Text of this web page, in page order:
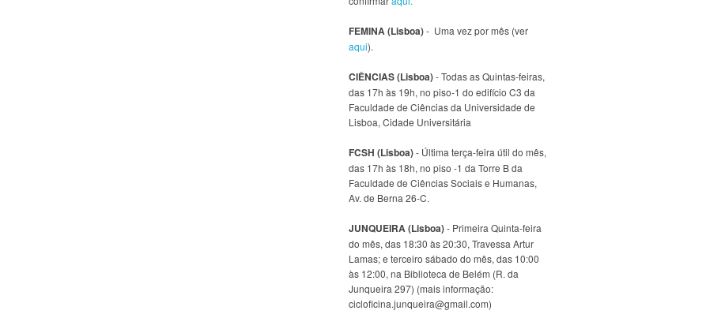
FEMINA (Lisboa)- Uma vez por mês (ver
aqui).
CIÊNCIAS (Lisboa)- Todas as Quintas-feiras,
das 17h às 19h, no piso-1 do edifício C3 da
Faculdade de Ciências da Universidade de
Lisboa, Cidade Universitária
FCSH (Lisboa)- Última terça-feira útil do mês,
das 17h às 18h, no piso -1 da Torre B da
Faculdade de Ciências Sociais e Humanas,
Av. de Berna 26-C.
JUNQUEIRA (Lisboa)- Primeira Quinta-feira
do mês, das 18:30 às 20:30, Travessa Artur
Lamas; e terceiro sábado do mês, das 10:00
às 12:00, na Biblioteca de Belém (R. da
Junqueira 297) (mais informação:
cicloficina.junqueira@gmail.com)